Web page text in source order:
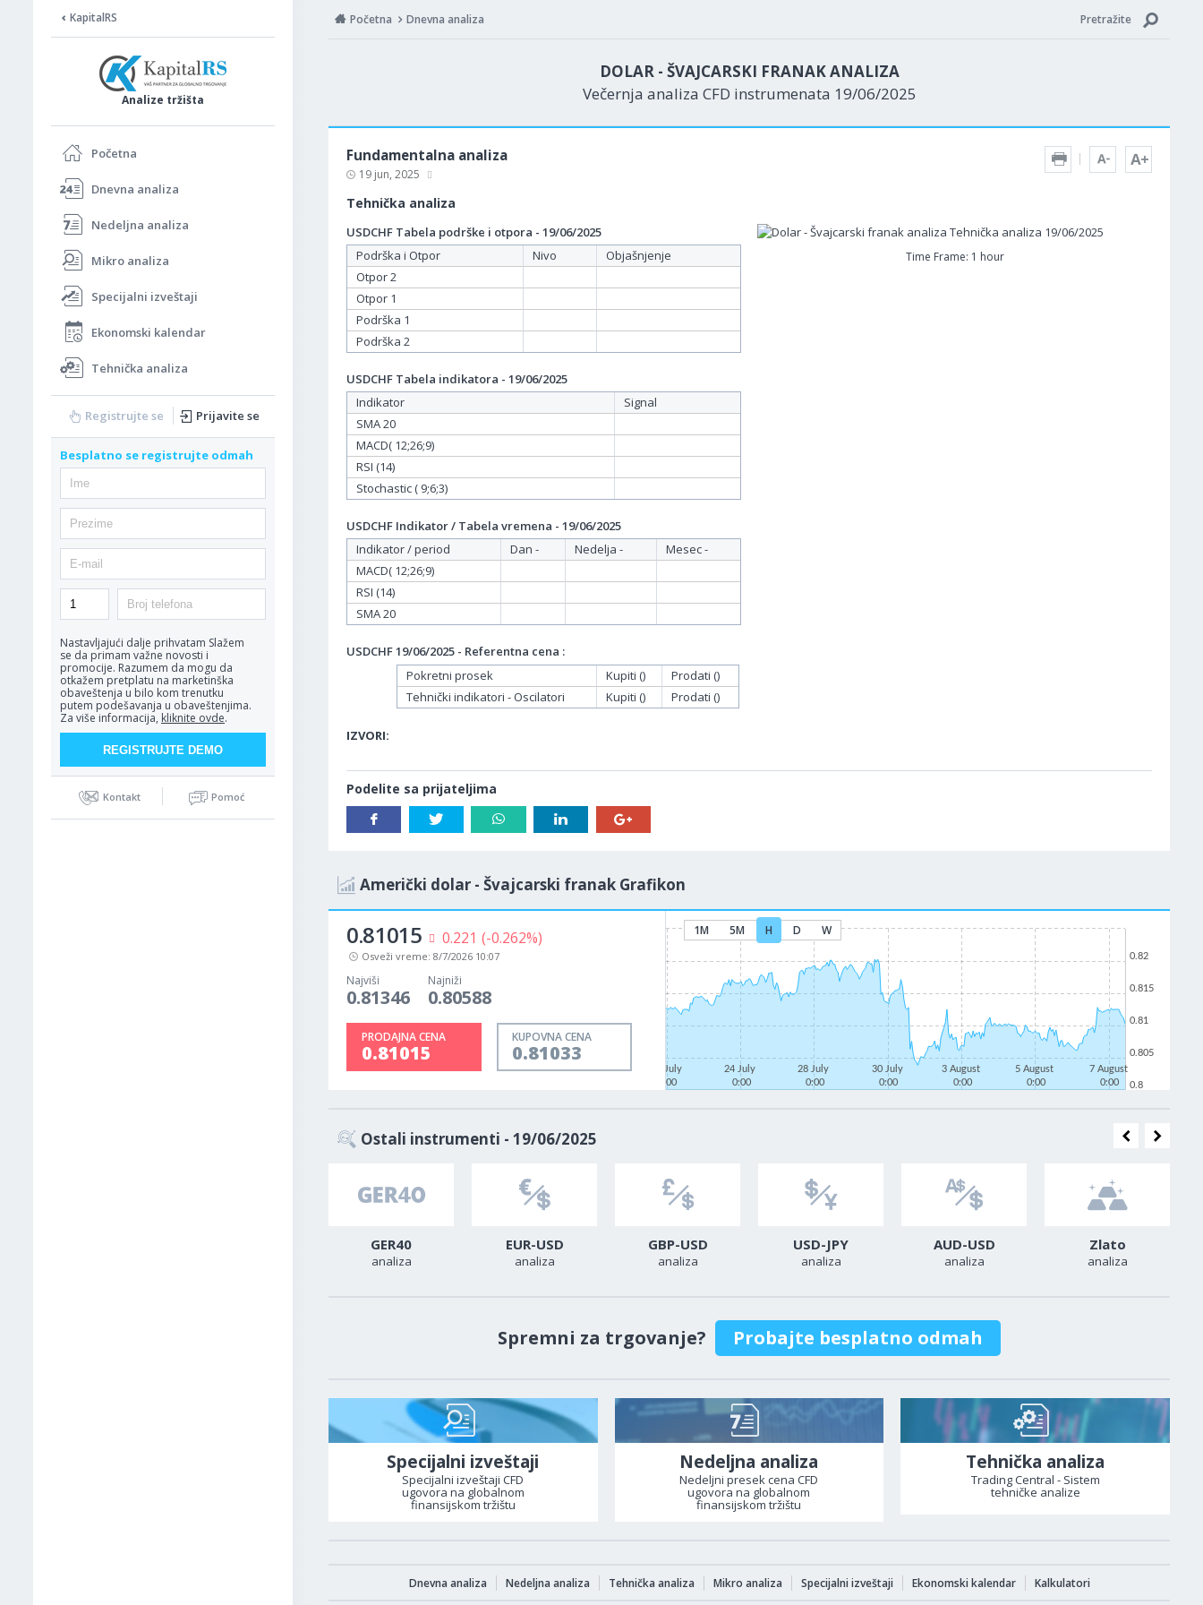
KapitalRS
Analize tržišta
Početna
Dnevna analiza
Nedeljna analiza
Mikro analiza
Specijalni izveštaji
Ekonomski kalendar
Tehnička analiza
Registrujte se Prijavite se
Besplatno se registrujte odmah
Nastavljajući dalje prihvatam Slažem
se da primam važne novosti i
promocije. Razumem da mogu da
otkažem pretplatu na marketinška
obaveštenja u bilo kom trenutku
putem podešavanja u obaveštenjima.
Za više informacija, kliknite ovde.
Kontakt Pomoć
Početna Dnevna analiza Pretražite
DOLAR - ŠVAJCARSKI FRANAK ANALIZA
Večernja analiza CFD instrumenata 19/06/2025
Fundamentalna analiza
19 jun, 2025
Tehnička analiza
Time Frame: 1 hour
USDCHF Tabela podrške i otpora - 19/06/2025
Podrška i Otpor
Nivo
Objašnjenje
Otpor 2
Otpor 1
Podrška 1
Podrška 2
USDCHF Tabela indikatora - 19/06/2025
Indikator
Signal
SMA 20
MACD( 12;26;9)
RSI (14)
Stochastic ( 9;6;3)
USDCHF Indikator / Tabela vremena - 19/06/2025
Indikator / period
Dan - Nedelja -
Mesec -
MACD( 12;26;9)
RSI (14)
SMA 20
USDCHF 19/06/2025 - Referentna cena :
Pokretni prosek
Kupiti ()
Prodati ()
Tehnički indikatori - Oscilatori
Kupiti () Prodati ()
IZVORI:
Podelite sa prijateljima
Američki dolar - Švajcarski franak Grafikon
0.81015 0.221 (-0.262%)
Osveži vreme: 8/7/2026 10:07
Najviši
0.81346
Najniži
0.80588
PRODAJNA CENA
0.81015
KUPOVNA CENA
0.81033
1M 5M H D W
22 July
0:00
24 July
0:00
28 July
0:00
30 July
0:00
3 August
0:00
5 August
0:00
7 August
0:00
0.8
0.81
0.82
0.805
0.815
Ostali instrumenti - 19/06/2025
GER40
analiza
EUR-USD
analiza
GBP-USD
analiza
USD-JPY
analiza
AUD-USD
analiza
Zlato
analiza
Spremni za trgovanje? Probajte besplatno odmah
Specijalni izveštaji
Specijalni izveštaji CFD
ugovora na globalnom
finansijskom tržištu
Nedeljna analiza
Nedeljni presek cena CFD
ugovora na globalnom
finansijskom tržištu
Tehnička analiza
Trading Central - Sistem
tehničke analize
Dnevna analiza Nedeljna analiza Tehnička analiza Mikro analiza Specijalni izveštaji Ekonomski kalendar Kalkulatori